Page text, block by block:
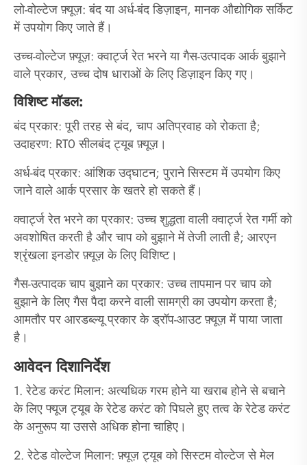
लो-वोल्टेज फ़्यूज़: बंद या अर्ध-बंद डिज़ाइन, मानक औद्योगिक सर्किट
में उपयोग किए जाते हैं।
उच्च-वोल्टेज फ़्यूज़: क्वार्ट्ज रेत भरने या गैस-उत्पादक आर्क बुझाने
वाले प्रकार, उच्च दोष धाराओं के लिए डिज़ाइन किए गए।
विशिष्ट मॉडल:
बंद प्रकार: पूरी तरह से बंद, चाप अतिप्रवाह को रोकता है;
उदाहरण: RT0 सीलबंद ट्यूब फ़्यूज़।
अर्ध-बंद प्रकार: आंशिक उद्घाटन; पुराने सिस्टम में उपयोग किए
जाने वाले आर्क प्रसार के खतरे हो सकते हैं।
क्वार्ट्ज रेत भरने का प्रकार: उच्च शुद्धता वाली क्वार्ट्ज रेत गर्मी को
अवशोषित करती है और चाप को बुझाने में तेजी लाती है; आरएन
श्रृंखला इनडोर फ़्यूज़ के लिए विशिष्ट।
गैस-उत्पादक चाप बुझाने का प्रकार: उच्च तापमान पर चाप को
बुझाने के लिए गैस पैदा करने वाली सामग्री का उपयोग करता है;
आमतौर पर आरडब्ल्यू प्रकार के ड्रॉप-आउट फ़्यूज़ में पाया जाता
है।
आवेदन दिशानिर्देश
1. रेटेड करंट मिलान: अत्यधिक गरम होने या खराब होने से बचाने
के लिए फ्यूज ट्यूब के रेटेड करंट को पिघले हुए तत्व के रेटेड करंट
के अनुरूप या उससे अधिक होना चाहिए।
2. रेटेड वोल्टेज मिलान: फ़्यूज़ ट्यूब को सिस्टम वोल्टेज से मेल